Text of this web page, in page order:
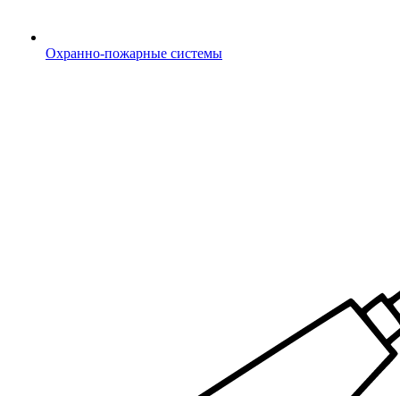
Охранно-пожарные системы